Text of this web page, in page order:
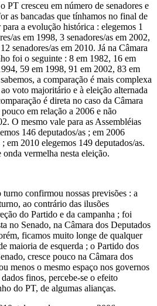
PT cresceu em número de senadores e
as bancadas que tínhamos no final de
a evolução histórica : elegemos 1
as em 1998, 3 senadores/as em 2002,
senadores/as em 2010. Já na Câmara
foi o seguinte : 8 em 1982, 16 em
59 em 1998, 91 em 2002, 83 em
a comparação é mais complexa
voto majoritário e à eleição alternada
é direta no caso da Câmara
em relação a 2006 e não
O mesmo vale para as Assembléias
146 deputados/as ; em 2006
em 2010 elegemos 149 deputados/as.
vermelha nesta eleição.
confirmou nossas previsões : a
ao contrário das ilusões
do Partido e da campanha ; foi
no Senado, na Câmara dos Deputados
ficamos muito longe de qualquer
maioria de esquerda ; o Partido dos
cresce pouco na Câmara dos
menos o mesmo espaço nos governos
finos, percebe-se o efeito
do PT, de algumas alianças.